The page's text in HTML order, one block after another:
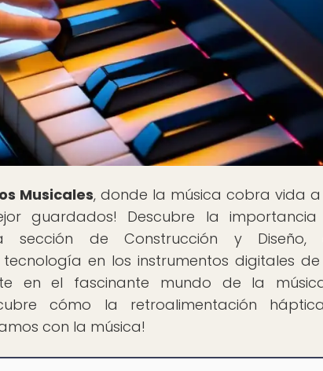
Musicales, donde la música cobra vida
guardados! Descubre la
sección de Construcción y Diseño,
en los instrumentos digitales de
en el fascinante mundo de la
cómo la retroalimentación
con la música!